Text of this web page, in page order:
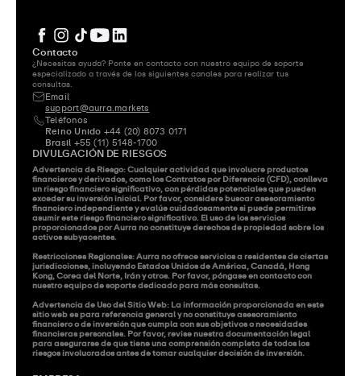
Contacto
¿Necesitas ayuda? Ponte en contacto con nuestro equipo de soporte
especializado a través de los siguientes canales para realizar tus
consultas.
Email
support@aurra.markets
Teléfonos
Reino Unido +44 (20) 8073 0171
Brasil +55 (11) 5148-1700
DIVULGACIÓN DE RIESGOS
Advertencia de Riesgo: Cualquier actividad que involucre productos
financieros y derivados, como los Contratos por Diferencia (CFD), conlleva
un riesgo financiero significativo, con pérdidas potenciales que pueden
exceder su inversión inicial. Por favor, considere buscar asesoramiento
financiero independiente y evalúe cuidadosamente si puede permitirse
asumir este riesgo financiero significativo. El uso de los servicios
proporcionados por Aurra no constituye derechos de propiedad sobre los
activos subyacentes.
Restricciones Regionales: Aurra no ofrece servicios a residentes de ciertas
jurisdicciones, incluyendo Estados Unidos de América, Canadá, Hong
Kong, Corea del Norte, Irán y otros. Por favor, póngase en contacto con
nuestro equipo de soporte dedicado para más consultas.
Advertencia de Uso del Sitio Web: La información proporcionada en este
sitio web es para referencia general y no constituye asesoramiento
financiero o de inversión que cumpla con sus objetivos o necesidades
financieras personales. Por favor, revise nuestra documentación legal
para asegurarse de que tiene una comprensión completa de todos los
riesgos involucrados antes de tomar cualquier decisión de inversión.